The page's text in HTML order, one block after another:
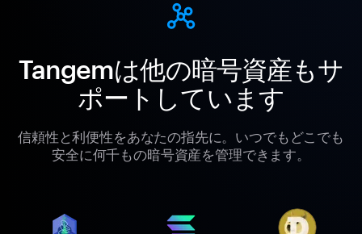
Tangemは他の暗号資産もサ
ポートしています
信頼性と利便性をあなたの指先に。いつでもどこでも
安全に何千もの暗号資産を管理できます。